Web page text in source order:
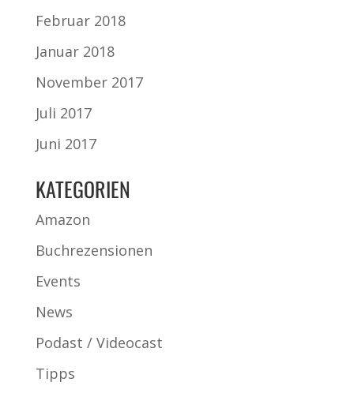
Februar 2018
Januar 2018
November 2017
Juli 2017
Juni 2017
KATEGORIEN
Amazon
Buchrezensionen
Events
News
Podast / Videocast
Tipps